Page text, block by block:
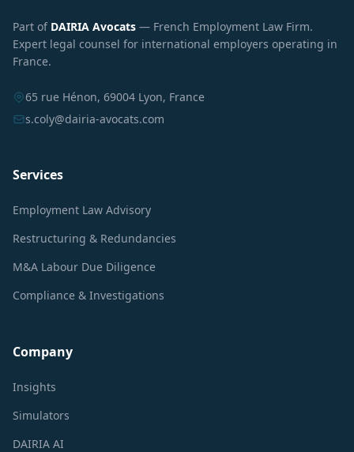
Part of DAIRIA Avocats — French Employment Law Firm.
Expert legal counsel for international employers operating in
France.
65 rue Hénon, 69004 Lyon, France
s.coly@dairia-avocats.com
Services
Employment Law Advisory
Restructuring & Redundancies
M&A Labour Due Diligence
Compliance & Investigations
Company
Insights
Simulators
DAIRIA AI